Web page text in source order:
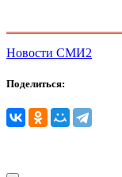
Новости СМИ2
Поделиться: